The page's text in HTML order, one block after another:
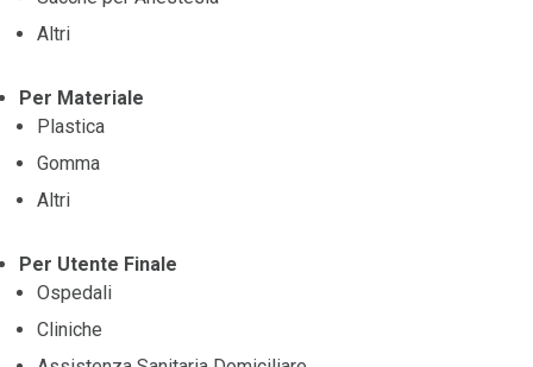
Altri
Per Materiale
Plastica
Gomma
Altri
Per Utente Finale
Ospedali
Cliniche